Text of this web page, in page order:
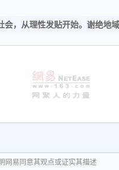
会，从理性发贴开始。谢绝地
网易同意其观点或证实其描述